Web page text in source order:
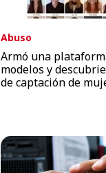
Abuso
Armó una
modelos y
de captación de